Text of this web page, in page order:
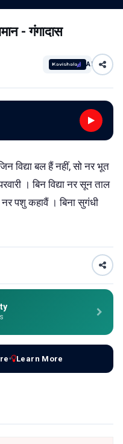
- गंगादास
AI
विद्या बल हैं नहीं, सो नर भूत
। बिन विद्या नर सून ताल
पशु कहावैं । बिना सुगंधी
Learn More